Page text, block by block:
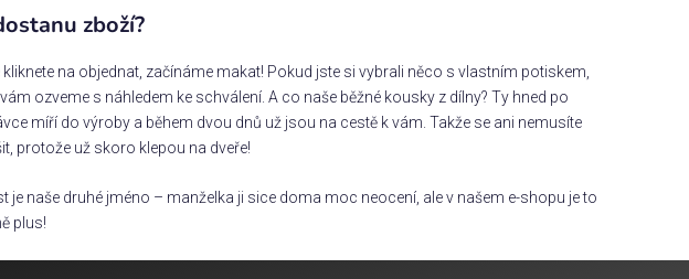
zboží?
na objednat, začínáme makat! Pokud jste si vybrali něco s vlastním potiskem,
ozveme s náhledem ke schválení. A co naše běžné kousky z dílny? Ty hned po
míří do výroby a během dvou dnů už jsou na cestě k vám. Takže se ani nemusíte
protože už skoro klepou na dveře!
je naše druhé jméno – manželka ji sice doma moc neocení, ale v našem e-shopu je to
plus!